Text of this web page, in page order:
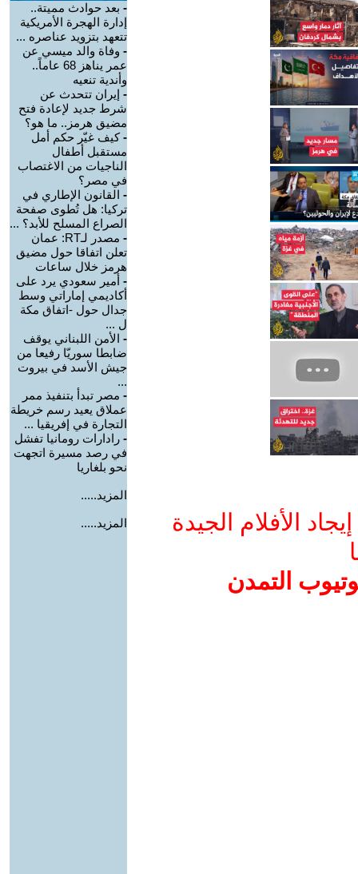
الأفلام الجيدة
التمدن
- بعد حوادث مميتة..
إدارة الهجرة الأمريكية
تتعهد بتزويد عناصره ...
- وفاة والد ميسي عن
عمر يناهز 68 عاماً..
وأندية تنعيه
- إيران تتحدث عن
شرط جديد لإعادة فتح
مضيق هرمز.. ما هو؟
-كيف غيّر حكم أمل
مستقبل أطفال
الناجيات من الاغتصاب
في مصر؟
- القانون الإطاري في
تركيا: هل تُطوى صفحة
الصراع المسلح للأبد؟ ...
-
مصدر لـRT: عمان
تعلن اتفاقا حول مضيق
هرمز خلال ساعات
- أمير سعودي يرد على
أكاديمي إماراتي وسط
جدال حول -اتفاق مكة
ل ...
- الأمن اللبناني يوقف
ضابطا سوريّا رفيعا من
جيش الأسد في بيروت
...
- مصر تبدأ بتنفيذ ممر
عملاق يعيد رسم خريطة
التجارة في إفريقيا ...
- رادارات رومانيا تفشل
في رصد مسيرة اتجهت
نحو بلغاريا
المزيد.....
المزيد.....